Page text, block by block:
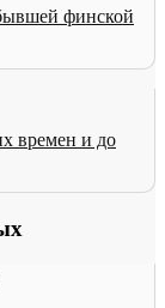
финской
времен и до